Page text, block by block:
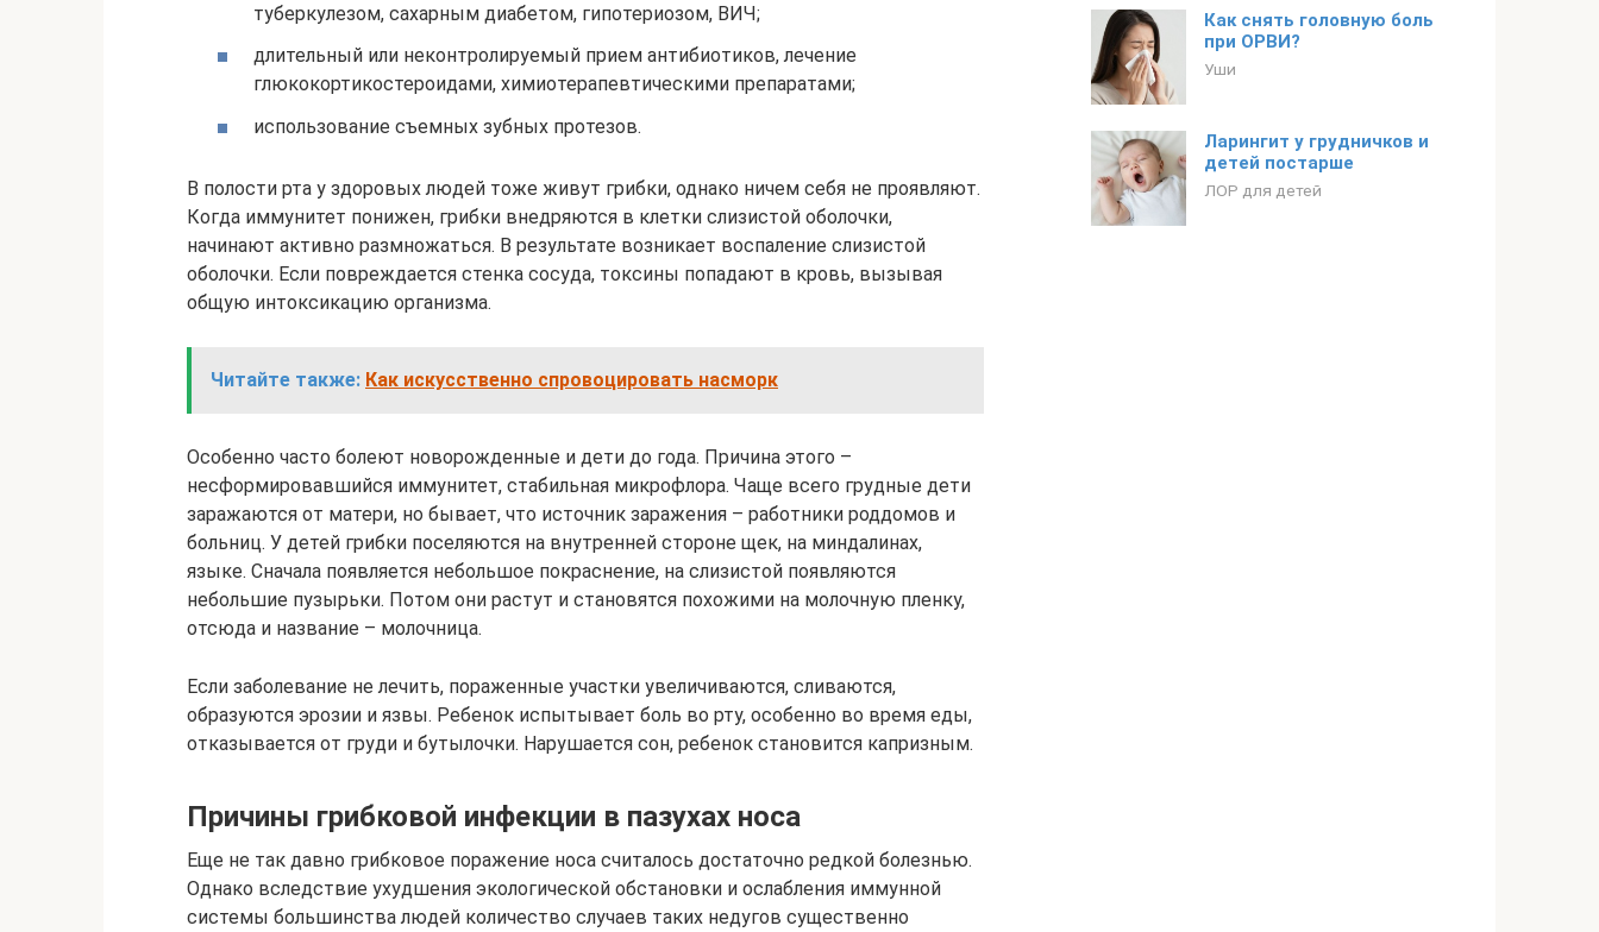
туберкулезом, сахарным диабетом, гипотериозом, ВИЧ;
длительный или неконтролируемый прием антибиотиков, лечение
глюкокортикостероидами, химиотерапевтическими препаратами;
использование съемных зубных протезов.
В полости рта у здоровых людей тоже живут грибки, однако ничем себя не проявляют.
Когда иммунитет понижен, грибки внедряются в клетки слизистой оболочки,
начинают активно размножаться. В результате возникает воспаление слизистой
оболочки. Если повреждается стенка сосуда, токсины попадают в кровь, вызывая
общую интоксикацию организма.
Читайте также: Как искусственно спровоцировать насморк
Особенно часто болеют новорожденные и дети до года. Причина этого –
несформировавшийся иммунитет, стабильная микрофлора. Чаще всего грудные дети
заражаются от матери, но бывает, что источник заражения – работники роддомов и
больниц. У детей грибки поселяются на внутренней стороне щек, на миндалинах,
языке. Сначала появляется небольшое покраснение, на слизистой появляются
небольшие пузырьки. Потом они растут и становятся похожими на молочную пленку,
отсюда и название – молочница.
Если заболевание не лечить, пораженные участки увеличиваются, сливаются,
образуются эрозии и язвы. Ребенок испытывает боль во рту, особенно во время еды,
отказывается от груди и бутылочки. Нарушается сон, ребенок становится капризным.
Причины грибковой инфекции в пазухах носа
Еще не так давно грибковое поражение носа считалось достаточно редкой болезнью.
Однако вследствие ухудшения экологической обстановки и ослабления иммунной
системы большинства людей количество случаев таких недугов существенно
Как снять головную боль
при ОРВИ?
Уши
Ларингит у грудничков и
детей постарше
ЛОР для детей